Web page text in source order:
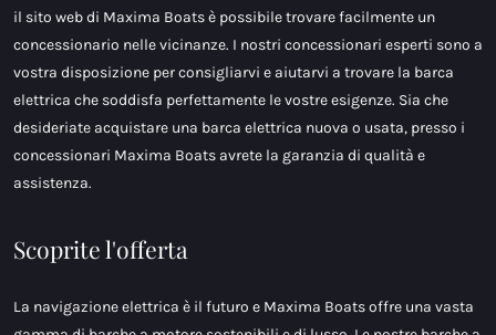
il sito web di Maxima Boats è possibile trovare facilmente un
concessionario nelle vicinanze. I nostri concessionari esperti sono a
vostra disposizione per consigliarvi e aiutarvi a trovare la barca
elettrica che soddisfa perfettamente le vostre esigenze. Sia che
desideriate acquistare una barca elettrica nuova o usata, presso i
concessionari Maxima Boats avrete la garanzia di qualità e
assistenza.
Scoprite l'offerta
La navigazione elettrica è il futuro e Maxima Boats offre una vasta